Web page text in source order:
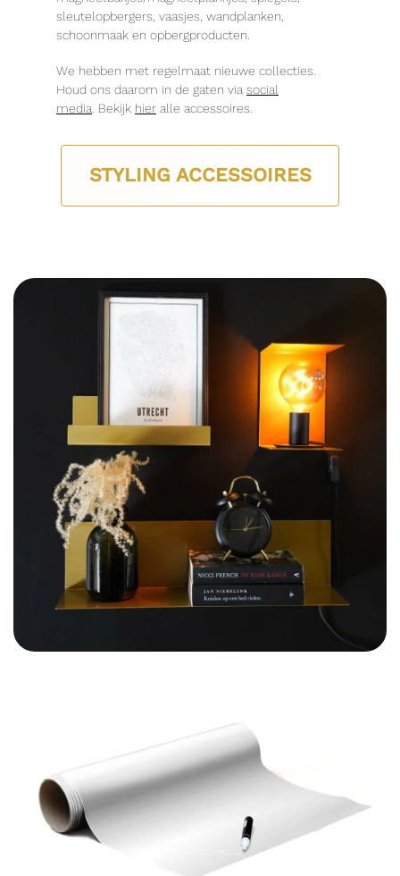
sleutelopbergers, vaasjes, wandplanken,
schoonmaak en opbergproducten.
We hebben met regelmaat nieuwe collecties.
Houd ons daarom in de gaten via social
media. Bekijk hier alle accessoires.
STYLING ACCESSOIRES